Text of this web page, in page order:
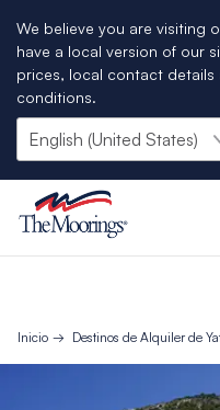
We believe you are visiting
have a local version of our
prices, local contact details
conditions.
Inicio Destinos de Alquiler de